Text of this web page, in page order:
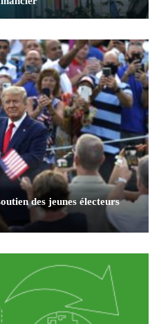
des jeunes électeurs